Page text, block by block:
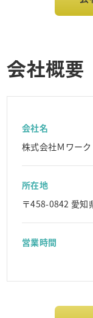
会社概要
会社名
株式会社Ｍワーク
所在地
〒458-0842 愛知
営業時間